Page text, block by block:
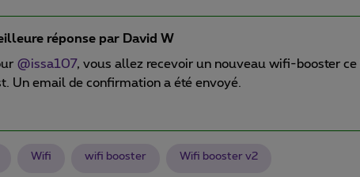
réponse par David W
@issa107, vous allez recevoir un nouveau wifi-booster
Un email de confirmation a été envoyé.
Wifi wifi booster Wifi booster v2